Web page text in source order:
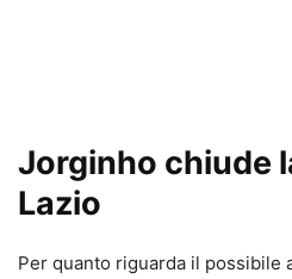
Jorginho chiude
Lazio
Per quanto riguarda il possibile